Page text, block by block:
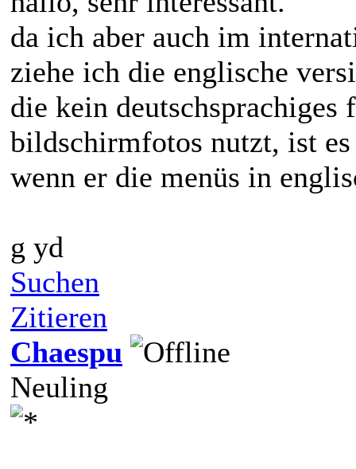
da ich aber auch im
ziehe ich die englische
die kein deutschsprachiges
bildschirmfotos nutzt, ist
wenn er die menüs in
g yd
Suchen
Zitieren
Chaespu
Neuling